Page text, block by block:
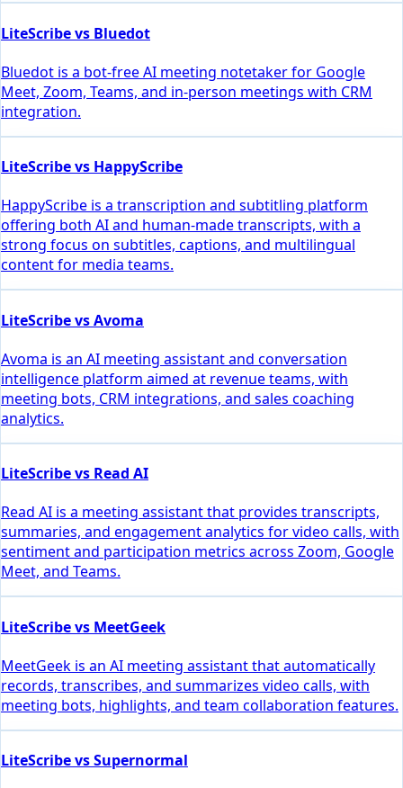
LiteScribe vs Bluedot
Bluedot is a bot-free AI meeting notetaker for Google
Meet, Zoom, Teams, and in-person meetings with CRM
integration.
LiteScribe vs HappyScribe
HappyScribe is a transcription and subtitling platform
offering both AI and human-made transcripts, with a
strong focus on subtitles, captions, and multilingual
content for media teams.
LiteScribe vs Avoma
Avoma is an AI meeting assistant and conversation
intelligence platform aimed at revenue teams, with
meeting bots, CRM integrations, and sales coaching
analytics.
LiteScribe vs Read AI
Read AI is a meeting assistant that provides transcripts,
summaries, and engagement analytics for video calls, with
sentiment and participation metrics across Zoom, Google
Meet, and Teams.
LiteScribe vs MeetGeek
MeetGeek is an AI meeting assistant that automatically
records, transcribes, and summarizes video calls, with
meeting bots, highlights, and team collaboration features.
LiteScribe vs Supernormal